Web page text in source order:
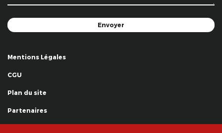
Mentions Légales
CGU
Plan du site
Partenaires